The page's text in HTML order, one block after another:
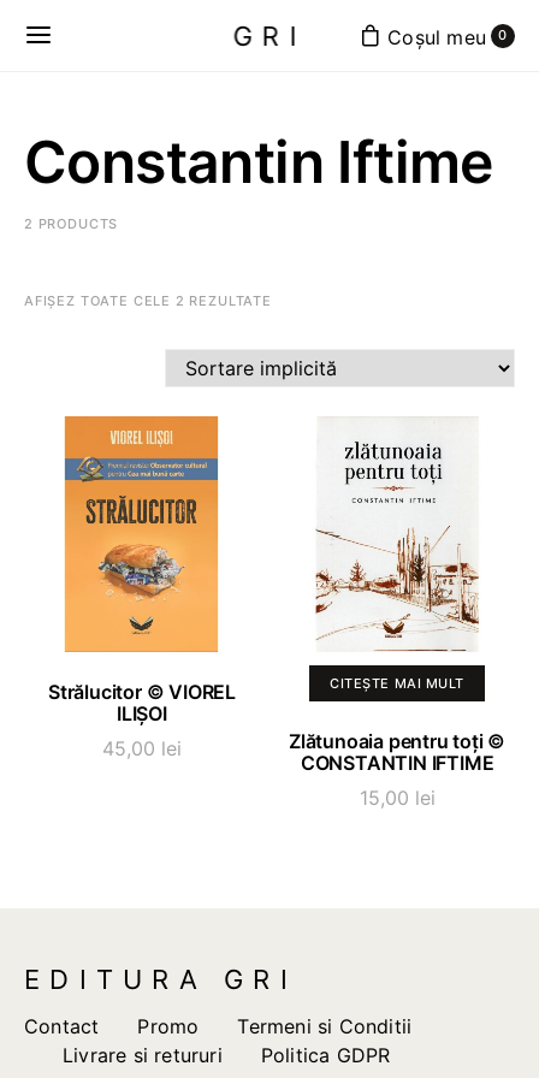
GRI 0
Constantin Iftime
2 PRODUCTS
AFIȘEZ TOATE CELE 2 REZULTATE
ADAUGĂ ÎN COȘ
Strălucitor © VIOREL
ILIȘOI
45,00 lei
CITEȘTE MAI MULT
Zlătunoaia pentru toți ©
CONSTANTIN IFTIME
15,00 lei
EDITURA GRI
Contact Promo
Termeni si Conditii
Livrare si retururi
Politica GDPR